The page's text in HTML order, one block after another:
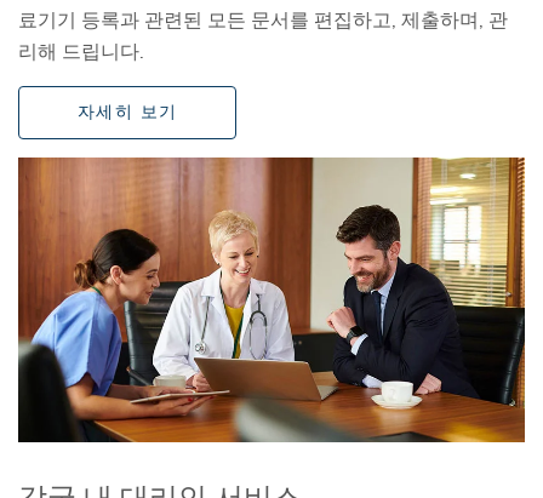
료기기 등록과 관련된 모든 문서를 편집하고, 제출하며, 관
리해 드립니다.
자세히 보기